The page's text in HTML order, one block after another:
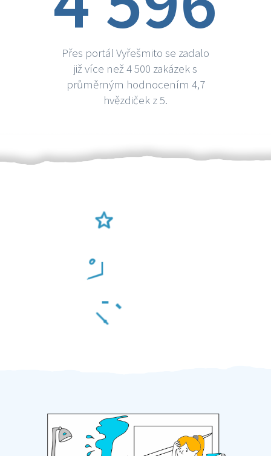
Přes portál Vyřešmito se zadalo
již více než 4 500 zakázek s
průměrným hodnocením 4,7
hvězdiček z 5.